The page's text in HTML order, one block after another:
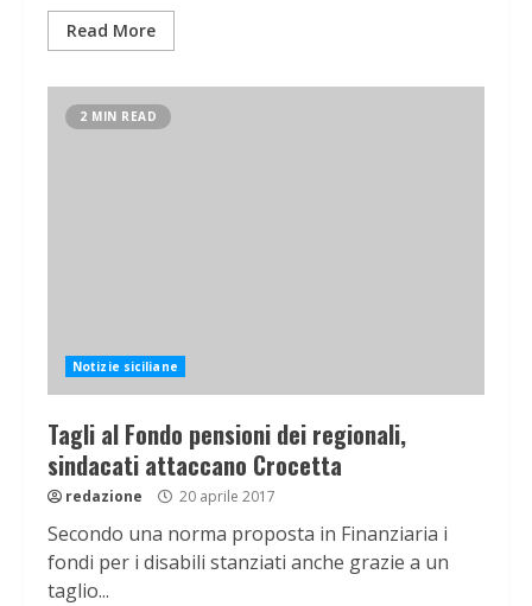
Read More
2 MIN READ
Notizie siciliane
Tagli al Fondo pensioni dei regionali,
sindacati attaccano Crocetta
redazione 20 aprile 2017
Secondo una norma proposta in Finanziaria i
fondi per i disabili stanziati anche grazie a un
taglio...